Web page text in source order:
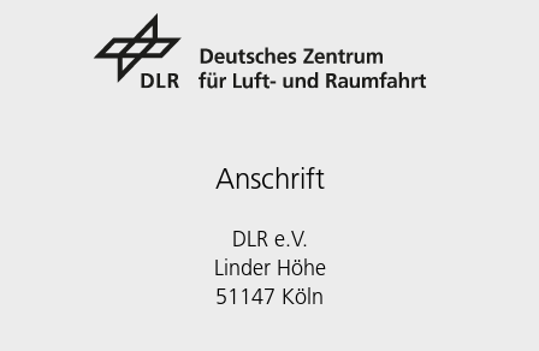
Anschrift
DLR e.V.
Linder Höhe
51147 Köln